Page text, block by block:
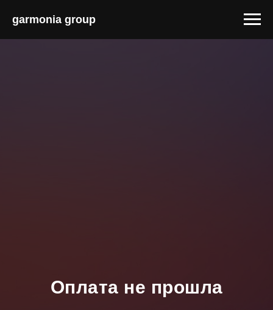
garmonia group
Оплата не прошла